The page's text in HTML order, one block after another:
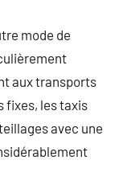
mode de
aux transports
fixes, les taxis
avec une